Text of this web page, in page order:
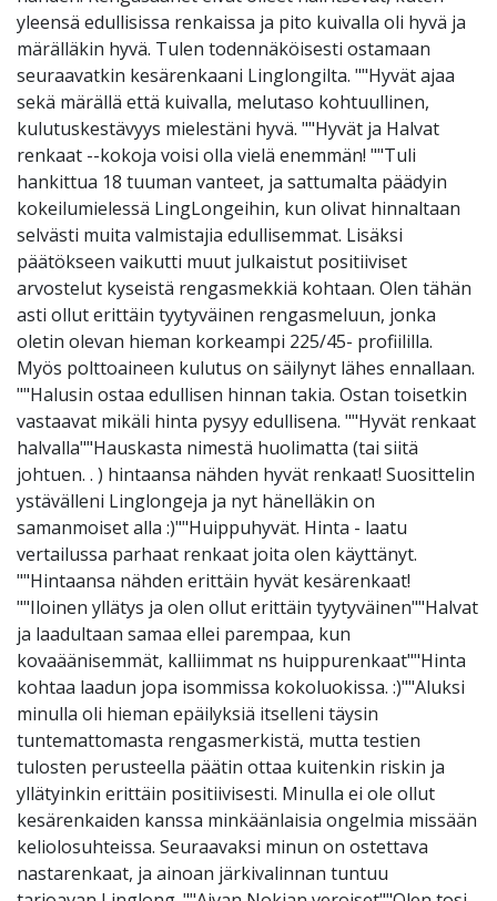
yleensä edullisissa renkaissa ja pito kuivalla oli hyvä ja
märälläkin hyvä. Tulen todennäköisesti ostamaan
seuraavatkin kesärenkaani Linglongilta. ""Hyvät ajaa
sekä märällä että kuivalla, melutaso kohtuullinen,
kulutuskestävyys mielestäni hyvä. ""Hyvät ja Halvat
renkaat --kokoja voisi olla vielä enemmän! ""Tuli
hankittua 18 tuuman vanteet, ja sattumalta päädyin
kokeilumielessä LingLongeihin, kun olivat hinnaltaan
selvästi muita valmistajia edullisemmat. Lisäksi
päätökseen vaikutti muut julkaistut positiiviset
arvostelut kyseistä rengasmekkiä kohtaan. Olen tähän
asti ollut erittäin tyytyväinen rengasmeluun, jonka
oletin olevan hieman korkeampi 225/45- profiililla.
Myös polttoaineen kulutus on säilynyt lähes ennallaan.
""Halusin ostaa edullisen hinnan takia. Ostan toisetkin
vastaavat mikäli hinta pysyy edullisena. ""Hyvät renkaat
halvalla""Hauskasta nimestä huolimatta (tai siitä
johtuen. . ) hintaansa nähden hyvät renkaat! Suosittelin
ystävälleni Linglongeja ja nyt hänelläkin on
samanmoiset alla :)""Huippuhyvät. Hinta - laatu
vertailussa parhaat renkaat joita olen käyttänyt.
""Hintaansa nähden erittäin hyvät kesärenkaat!
""Iloinen yllätys ja olen ollut erittäin tyytyväinen""Halvat
ja laadultaan samaa ellei parempaa, kun
kovaäänisemmät, kalliimmat ns huippurenkaat""Hinta
kohtaa laadun jopa isommissa kokoluokissa. :)""Aluksi
minulla oli hieman epäilyksiä itselleni täysin
tuntemattomasta rengasmerkistä, mutta testien
tulosten perusteella päätin ottaa kuitenkin riskin ja
yllätyinkin erittäin positiivisesti. Minulla ei ole ollut
kesärenkaiden kanssa minkäänlaisia ongelmia missään
keliolosuhteissa. Seuraavaksi minun on ostettava
nastarenkaat, ja ainoan järkivalinnan tuntuu